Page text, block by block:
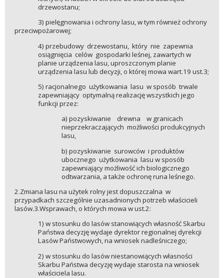
drzewostanu;
3) pielęgnowania i ochrony lasu, w tym również ochrony
przeciwpożarowej;
4) przebudowy drzewostanu, który nie zapewnia
osiągnięcia celów gospodarki leśnej, zawartych w
planie urządzenia lasu, uproszczonym planie
urządzenia lasu lub decyzji, o której mowa wart.19 ust.3;
5) racjonalnego użytkowania lasu w sposób trwale
zapewniający optymalną realizację wszystkich jego
funkcji przez:
a) pozyskiwanie drewna w granicach
nieprzekraczających możliwości produkcyjnych
lasu,
b) pozyskiwanie surowców i produktów
ubocznego użytkowania lasu w sposób
zapewniający możliwość ich biologicznego
odtwarzania, a także ochronę runa leśnego.
2.Zmiana lasu na użytek rolny jest dopuszczalna w
przypadkach szczególnie uzasadnionych potrzeb właścicieli
lasów.3.Wsprawach, o których mowa w ust.2:
1) w stosunku do lasów stanowiących własność Skarbu
Państwa decyzję wydaje dyrektor regionalnej dyrekcji
Lasów Państwowych, na wniosek nadleśniczego;
2) w stosunku do lasów niestanowiących własności
Skarbu Państwa decyzję wydaje starosta na wniosek
właściciela lasu.